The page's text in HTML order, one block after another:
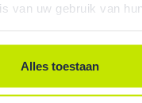
van uw gebruik van
Alles toestaan